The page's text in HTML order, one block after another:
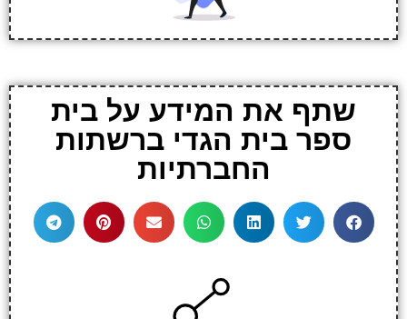
שתף את המידע על בית
ספר בית הגדי ברשתות
החברתיות